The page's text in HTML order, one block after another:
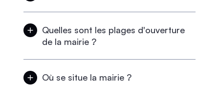
Par téléphone au 01 64 24 76 10
Quelles sont les plages d'ouverture
de la mairie ?
Le lundi et le jeudi de 9h00 à 12h00 et de
13h30 à 18h30
Où se situe la mairie ?